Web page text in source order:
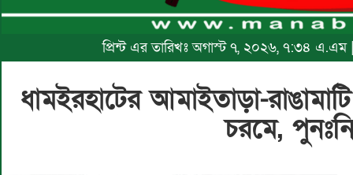
প্রিন্ট এর তারিখঃ অগাস্ট ৭, ২০২৬, ৭:৩৪
ধামইরহাটের আমাইতাড়া-
চরমে,